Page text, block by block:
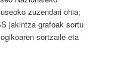
zuzendari ohia;
jakintza grafoak sortu
sortzaile eta